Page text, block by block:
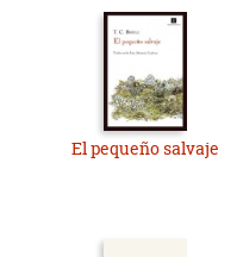
El pequeño salvaje